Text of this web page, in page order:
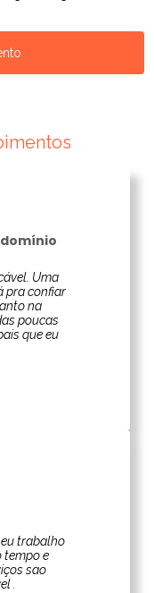
Uma
pra confiar
na
poucas
que eu
trabalho
tempo e
sao
.